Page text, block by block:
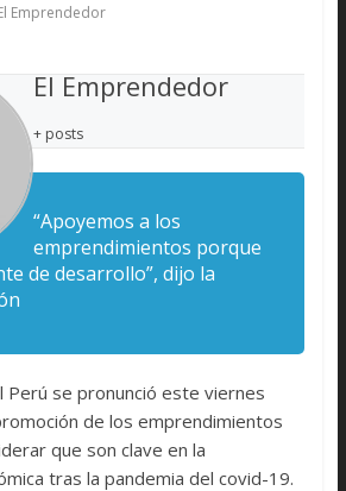
Emprendedor
El Emprendedor
+ posts
“Apoyemos a los
emprendimientos porque
de desarrollo”, dijo la
Perú se pronunció este viernes
de los emprendimientos
que son clave en la
tras la pandemia del covid-19.